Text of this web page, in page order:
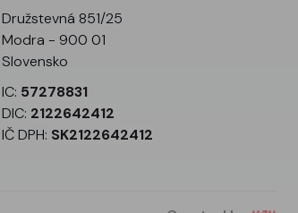
Družstevná 851/25
Modra - 900 01
Slovensko
IC: 57278831
DIC: 2122642412
IČ DPH: SK2122642412